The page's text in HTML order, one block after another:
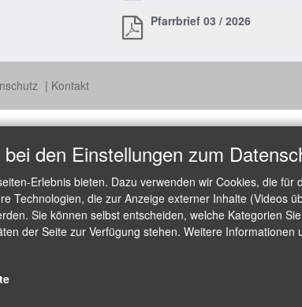
Pfarrbrief 03 / 2026
Kontakt
den Einstellungen zum
Erlebnis bieten. Dazu verwenden wir Cookies, die
Technologien, die zur Anzeige externer Inhalte (Videos
Sie können selbst entscheiden, welche Kategorien
der Seite zur Verfügung stehen. Weitere